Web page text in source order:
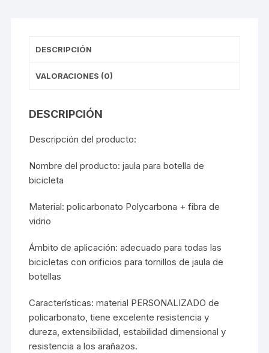
DESCRIPCIÓN
VALORACIONES (0)
DESCRIPCIÓN
Descripción del producto:
Nombre del producto: jaula para botella de
bicicleta
Material: policarbonato Polycarbona + fibra de
vidrio
Ámbito de aplicación: adecuado para todas las
bicicletas con orificios para tornillos de jaula de
botellas
Características: material PERSONALIZADO de
policarbonato, tiene excelente resistencia y
dureza, extensibilidad, estabilidad dimensional y
resistencia a los arañazos.